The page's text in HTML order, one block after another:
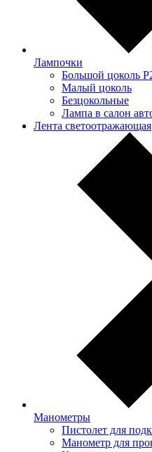
Лампочки
Большой цоколь
Малый цоколь
Безцокольные
Лампа в салон
Лента светоотражающая
Манометры
Пистолет для
Манометр для